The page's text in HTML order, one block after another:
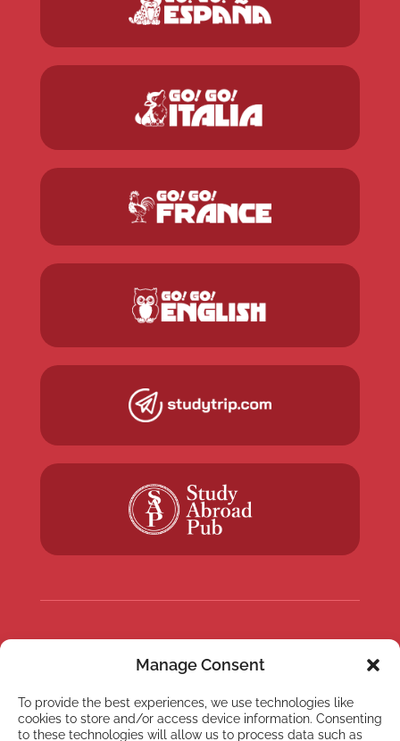
Manage Consent
To provide the best experiences, we use technologies like
cookies to store and/or access device information. Consenting
to these technologies will allow us to process data such as
Inscreva-se em nossa
newsletter